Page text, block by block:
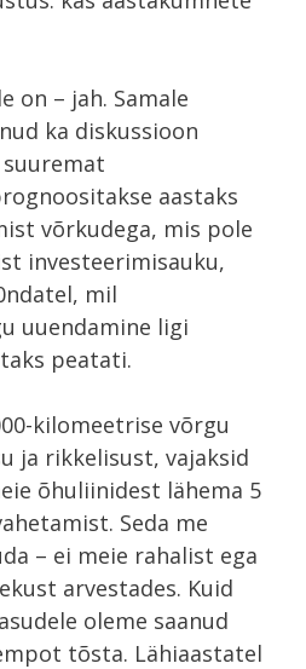
on – jah. Samale
ka diskussioon
suuremat
aastaks
võrkudega, mis pole
investeerimisauku,
mil
uuendamine ligi
peatati.
kilomeetrise võrgu
ja rikkelisust, vajaksid
õhuliinidest lähema 5
Seda me
– ei meie rahalist ega
arvestades. Kuid
oleme saanud
tõsta. Lähiaastatel